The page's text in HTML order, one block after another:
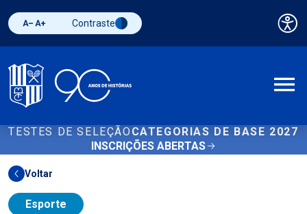
Diminuir fonte
Aumentar fonteAlternar contraste
Contraste
TESTES DE SELEÇÃO CATEGORIAS DE BASE 2027
INSCRIÇÕES ABERTAS
Voltar
Esporte